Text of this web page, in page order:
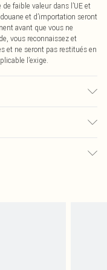
faible valeur dans l’UE et
et d’importation seront
avant que vous ne
vous reconnaissez et
et ne seront pas restitués en
l’exige.